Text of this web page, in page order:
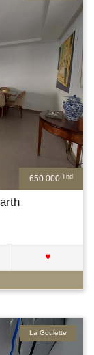
650 000 Tnd
La Goulette